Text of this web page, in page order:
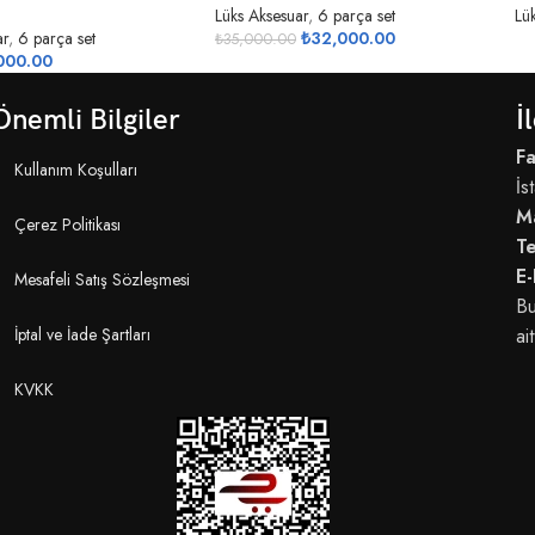
,6 parça set
Lüks Aksesuar, 6 parça set
₺35,000.00 ₺32,000.00
Bilgiler
Kullanım Koşulları
Çerez Politikası
Mesafeli Satış Sözleşmesi
İptal ve İade Şartları
KVKK